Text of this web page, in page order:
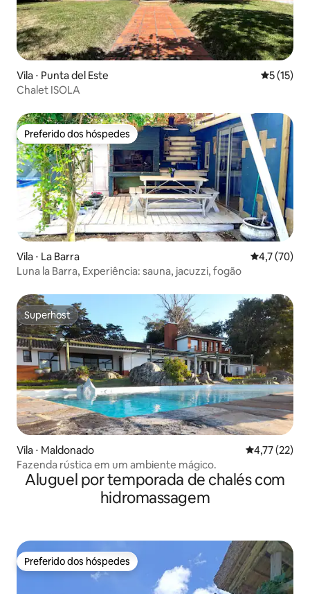
Vila ⋅ Punta del Este 5 de uma
5 (15)
Chalet ISOLA
Preferido dos hóspedes
Preferido dos hóspedes
Vila ⋅ La Barra 4,7 de uma
4,7 (70)
Luna la Barra, Experiência: sauna, jacuzzi, fogão
Superhost
Superhost
Vila ⋅ Maldonado 4,77 de uma
4,77 (22)
Fazenda rústica em um ambiente mágico.
Aluguel por temporada de chalés com
hidromassagem
Preferido dos hóspedes
Preferido dos hóspedes